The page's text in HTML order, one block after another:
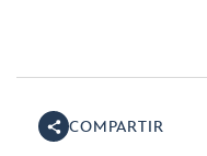
COMPARTIR